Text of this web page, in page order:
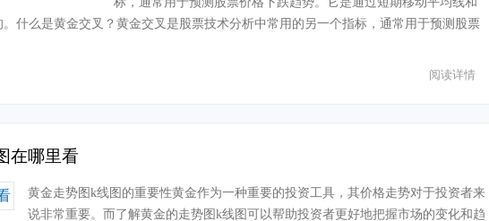
什么是黄金交叉？黄金交叉是股票技术分析中常用的另一个指标，通常用于预测股票
阅读详情
在哪里看
黄金走势图k线图的重要性黄金作为一种重要的投资工具，其价格走势对于投资者来
说非常重要。而了解黄金的走势图k线图可以帮助投资者更好地把握市场的变化和趋